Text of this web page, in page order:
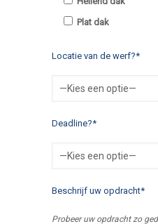
Plat dak
Locatie van de werf?*
Deadline?*
Beschrijf uw opdracht*
Probeer uw opdracht zo